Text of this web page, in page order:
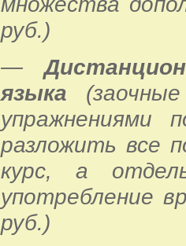
руб.)
—
языка
упражнениями
разложить все
курс, а
употребление
руб.)